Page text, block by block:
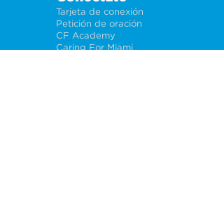
Tarjeta de conexión
Petición de oración
CF Academy
Caring For Miami